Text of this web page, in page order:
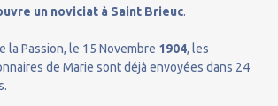
un noviciat à Saint Brieuc.
la Passion, le 15 Novembre 1904, les
de Marie sont déjà envoyées dans 24